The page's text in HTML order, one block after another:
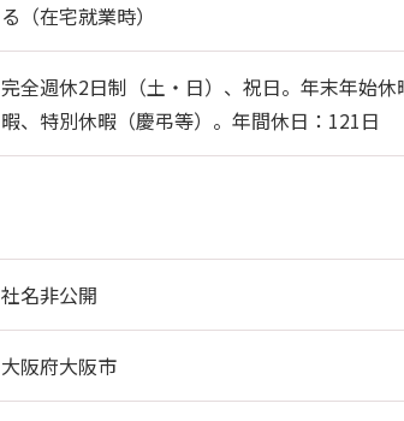
る（在宅就業時）
完全週休2日制（土・日）、祝日。年末年始
暇、特別休暇（慶弔等）。年間休日：121日
社名非公開
大阪府大阪市